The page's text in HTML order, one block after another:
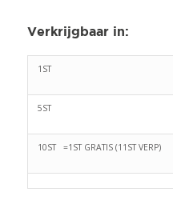
Verkrijgbaar in:
1ST
5ST
10ST =1ST GRATIS (11ST VERP)